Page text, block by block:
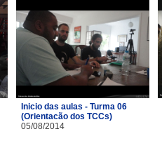
Inicio das aulas - Turma 06
(Orientacão dos TCCs)
05/08/2014